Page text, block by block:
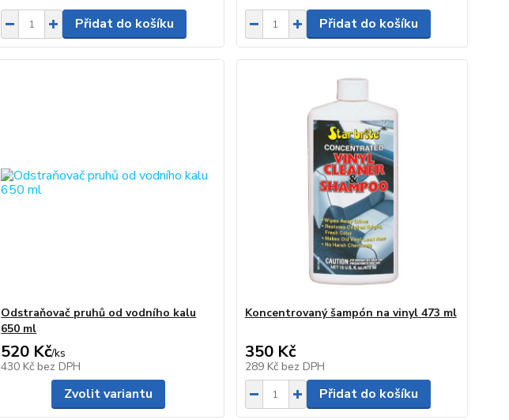
Přidat do košíku Přidat do košíku
Odstraňovač pruhů od vodního kalu
650 ml
520 Kč/ks
430 Kč bez DPH
Zvolit variantu
Koncentrovaný šampón na vinyl 473 ml
350 Kč
289 Kč bez DPH
Přidat do košíku